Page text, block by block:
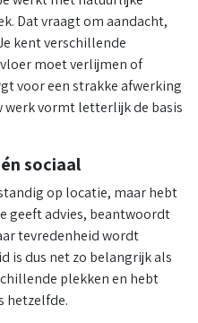
Dat vraagt om aandacht,
kent verschillende
moet verlijmen of
voor een strakke afwerking
werk vormt letterlijk de basis
sociaal
op locatie, maar hebt
geeft advies, beantwoordt
tevredenheid wordt
is dus net zo belangrijk als
plekken en hebt
hetzelfde.